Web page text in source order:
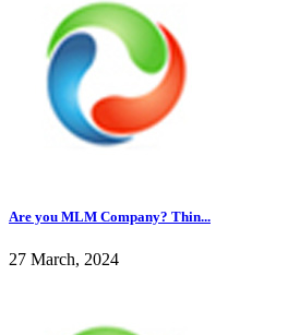
Are you MLM Company? Thin...
27 March, 2024